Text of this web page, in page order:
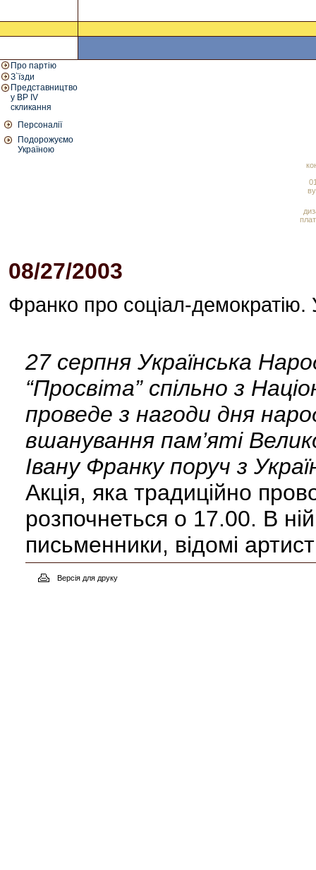
Про партію
З`їзди
Представництво
у ВР IV
скликання
Персоналії
Подорожуємо
Україною
08/27/2003
Франко про соціал-
27 серпня Українська
“Просвіта” спільно з
проведе з нагоди дня
вшанування пам’яті
Івану Франку поруч з
Акція, яка традиційно
розпочнеться о 17.00. В ній
письменники, відомі
Версія для друку